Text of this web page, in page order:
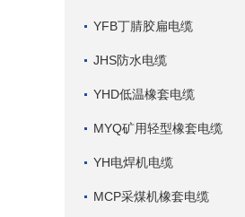
YFB丁腈胶扁电缆
JHS防水电缆
YHD低温橡套电缆
MYQ矿用轻型橡套电缆
YH电焊机电缆
MCP采煤机橡套电缆